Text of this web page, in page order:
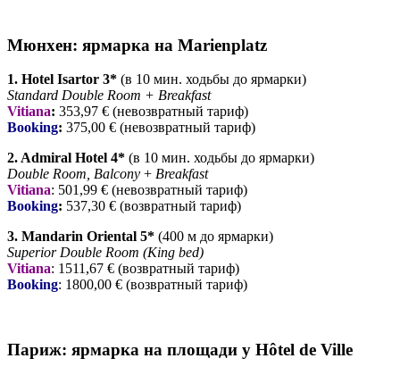
Мюнхен: ярмарка на Marienplatz
1. Hotel Isartor 3* (в 10 мин. ходьбы до ярмарки)
Standard Double Room + Breakfast
Vitiana: 353,97 € (невозвратный тариф)
Booking: 375,00 € (невозвратный тариф)
2. Admiral Hotel 4* (в 10 мин. ходьбы до ярмарки)
Double Room, Balcony + Breakfast
Vitiana: 501,99 € (невозвратный тариф)
Booking: 537,30 € (возвратный тариф)
3. Mandarin Oriental 5* (400 м до ярмарки)
Superior Double Room (King bed)
Vitiana: 1511,67 € (возвратный тариф)
Booking: 1800,00 € (возвратный тариф)
Париж: ярмарка на площади у Hôtel de Ville